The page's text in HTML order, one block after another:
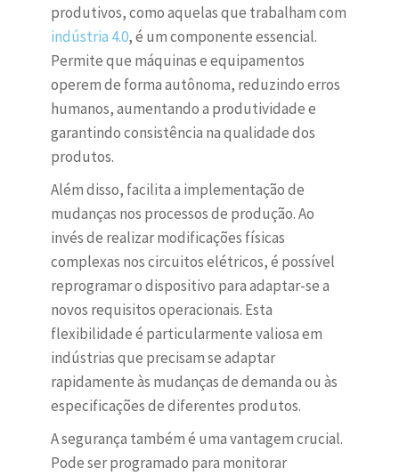
produtivos, como aquelas que trabalham com
indústria 4.0, é um componente essencial.
Permite que máquinas e equipamentos
operem de forma autônoma, reduzindo erros
humanos, aumentando a produtividade e
garantindo consistência na qualidade dos
produtos.
Além disso, facilita a implementação de
mudanças nos processos de produção. Ao
invés de realizar modificações físicas
complexas nos circuitos elétricos, é possível
reprogramar o dispositivo para adaptar-se a
novos requisitos operacionais. Esta
flexibilidade é particularmente valiosa em
indústrias que precisam se adaptar
rapidamente às mudanças de demanda ou às
especificações de diferentes produtos.
A segurança também é uma vantagem crucial.
Pode ser programado para monitorar